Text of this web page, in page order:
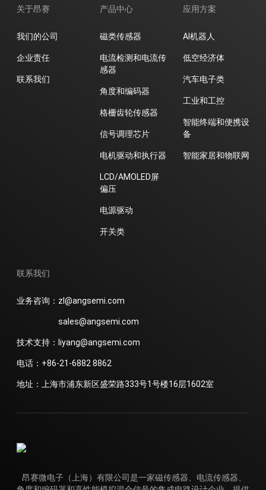
关于昂赛
我们的公司
企业责任
联系我们
产品中心
磁类传感器
电流检测和电流传
感器
角度和编码器
格栅齿轮传感器
信号调理芯片
电机驱动和执行器
LCD/AMOLED屏
偏压
电源驱动
开关类
应用方案
AI机器人
低空经济体
汽车电子类
工业和工控
智能终端和便携设
备
智能家居和物联网
联系我们
业务咨询：zl@angsemi.com
sales@angsemi.com
技术支持：liyang@angsemi.com
电话：+86-21-6882 8862
地址：上海市浦东新区盛荣路333号1号楼16层1602室
昂赛微电子（上海）有限公司是一家磁传感器、电流传感器、